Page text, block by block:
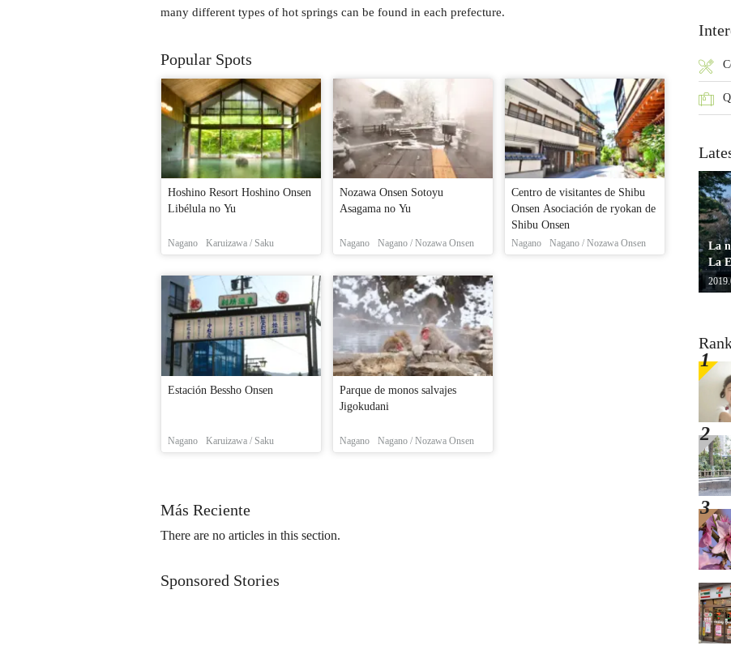
many different types of hot springs can be found in each prefecture.
Popular Spots
Hoshino Resort Hoshino Onsen
Libélula no Yu
Nagano Karuizawa / Saku
Nozawa Onsen Sotoyu
Asagama no Yu
Nagano Nagano / Nozawa Onsen
Centro de visitantes de Shibu
Onsen Asociación de ryokan de
Shibu Onsen
Nagano Nagano / Nozawa Onsen
Estación Bessho Onsen
Nagano Karuizawa / Saku
Parque de monos salvajes
Jigokudani
Nagano Nagano / Nozawa Onsen
Más Reciente
There are no articles in this section.
Sponsored Stories
La
La